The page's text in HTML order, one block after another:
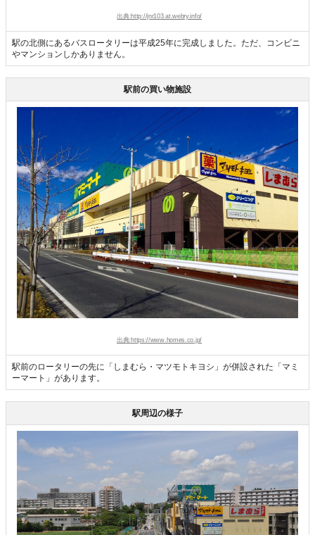
出典:http://jnr103.at.webry.info/
駅の北側にあるバスロータリーは平成25年に完成しました。ただ、コンビニ
やマンションしかありません。
駅前の買い物施設
出典:https://www.homes.co.jp/
駅前のロータリーの先に「しまむら・マツモトキヨシ」が併設された「マミ
ーマート」があります。
駅周辺の様子